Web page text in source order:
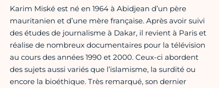
Karim Miské est né en 1964 à Abidjean d’un père
mauritanien et d’une mère française. Après avoir suivi
des études de journalisme à Dakar, il revient à Paris et
réalise de nombreux documentaires pour la télévision
au cours des années 1990 et 2000. Ceux-ci abordent
des sujets aussi variés que l’islamisme, la surdité ou
encore la bioéthique. Très remarqué, son dernier